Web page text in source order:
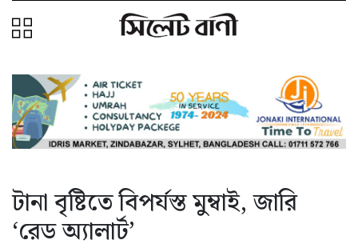
টানা বৃষ্টিতে বিপর্যস্ত মুম্বাই, জারি
‘রেড অ্যালার্ট’